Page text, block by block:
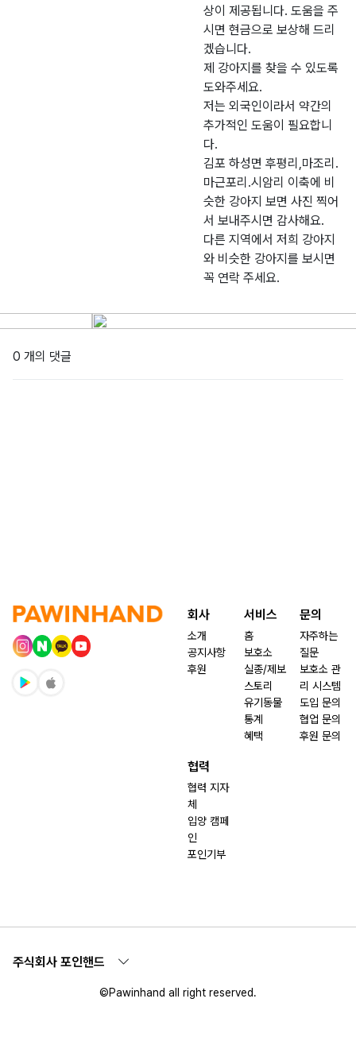
상이 제공됩니다. 도움을 주
시면 현금으로 보상해 드리
겠습니다.
제 강아지를 찾을 수 있도록
도와주세요.
저는 외국인이라서 약간의
추가적인 도움이 필요합니
다.
김포 하성면 후평리,마조리.
마근포리.시암리 이축에 비
슷한 강아지 보면 사진 찍어
서 보내주시면 감사해요.
다른 지역에서 저희 강아지
와 비슷한 강아지를 보시면
꼭 연락 주세요.
0 개의 댓글
회사
소개
공지사항
후원
서비스
홈
보호소
실종/제보
스토리
유기동물
통계
혜택
문의
자주하는
질문
보호소 관
리 시스템
도입 문의
협업 문의
후원 문의
협력
협력 지자
체
입양 캠페
인
포인기부
주식회사 포인핸드
©Pawinhand all right reserved.